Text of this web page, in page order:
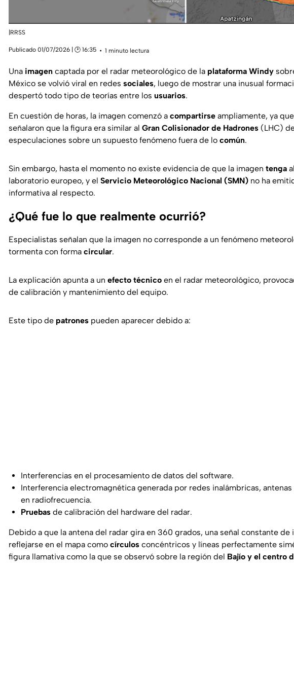
|RRSS
Publicado 01/07/2026 | 🕑 16:35 1 minuto lectura
Una imagen captada por el radar meteorológico de la plataforma Windy
México se volvió viral en redes sociales, luego de mostrar una inusual
despertó todo tipo de teorías entre los usuarios.
En cuestión de horas, la imagen comenzó a compartirse ampliamente, ya
señalaron que la figura era similar al Gran Colisionador de Hadrones (LHC)
especulaciones sobre un supuesto fenómeno fuera de lo común.
Sin embargo, hasta el momento no existe evidencia de que la imagen tenga
laboratorio europeo, y el Servicio Meteorológico Nacional (SMN) no ha
informativa al respecto.
¿Qué fue lo que realmente ocurrió?
Especialistas señalan que la imagen no corresponde a un fenómeno
tormenta con forma circular.
La explicación apunta a un efecto técnico en el radar meteorológico,
de calibración y mantenimiento del equipo.
Este tipo de patrones pueden aparecer debido a:
Interferencias en el procesamiento de datos del software.
Interferencia electromagnética generada por redes inalámbricas,
en radiofrecuencia.
Pruebas de calibración del hardware del radar.
Debido a que la antena del radar gira en 360 grados, una señal constante
reflejarse en el mapa como círculos concéntricos y líneas perfectamente
figura llamativa como la que se observó sobre la región del Bajío y el centro